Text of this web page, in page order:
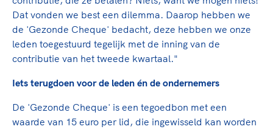
onderdeel van het clubbeleid rondom gewenst en
Lees verder
Dat vonden we best een dilemma. Daarop hebben we
de 'Gezonde Cheque' bedacht, deze hebben we onze
leden toegestuurd tegelijk met de inning van de
contributie van het tweede kwartaal."
Iets terugdoen voor de leden én de ondernemers
De 'Gezonde Cheque' is een tegoedbon met een
waarde van 15 euro per lid, die ingewisseld kan worden